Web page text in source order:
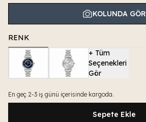
KOLUNDA GÖR
RENK
+ Tüm
Seçenekleri
Gör
En geç 2-3 iş günü içerisinde kargoda.
Sepete Ekle